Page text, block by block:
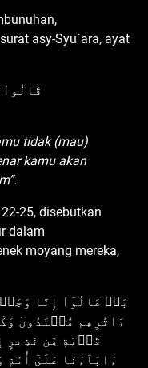
asy-Syu`ara, ayat
tidak (mau)
kamu akan
25, disebutkan
dalam
moyang mereka,
بَلۡ قَالُوٓاْ إِنَّا
ءَاثَٰرِهِم مُّهۡتَدُونَ
قَرۡيَةٖ مِّن نَّذِيرٍ
ءَابَآءَنَا عَلَىٰٓ